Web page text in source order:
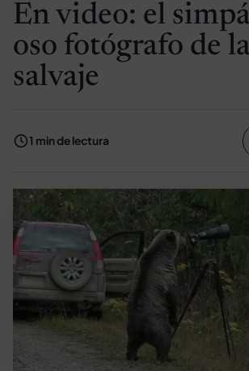
En video: el
oso fotógrafo de
salvaje
1 min de lectura